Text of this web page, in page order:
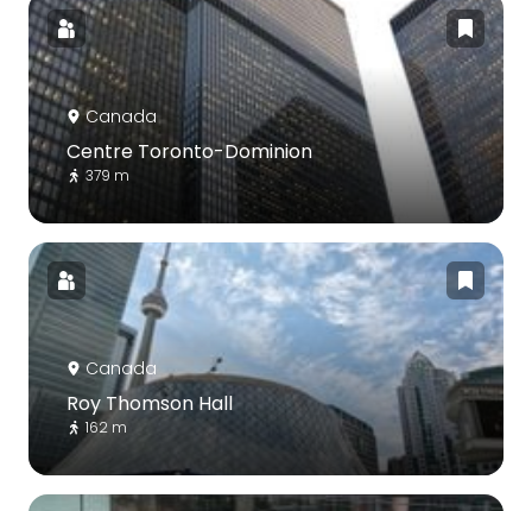
Canada
Centre Toronto-Dominion
379 m
Canada
Roy Thomson Hall
162 m